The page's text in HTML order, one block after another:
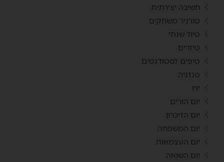
חשיבה יצירתית
טורניר משחקים
טיול שנתי
טיזרים
טיפים לסטודנטים
טנזניה
יויו
יום הורים
יום הזיכרון
יום המשפחה
יום העצמאות
יום השואה